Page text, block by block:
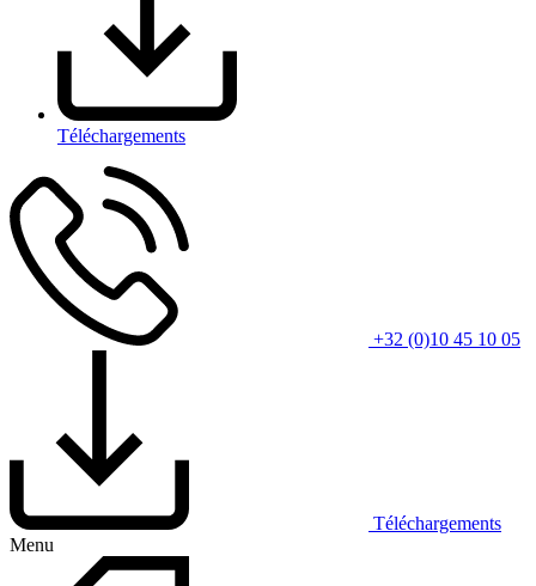
Téléchargements
+32 (0)10 45 10 05
Téléchargements
Menu